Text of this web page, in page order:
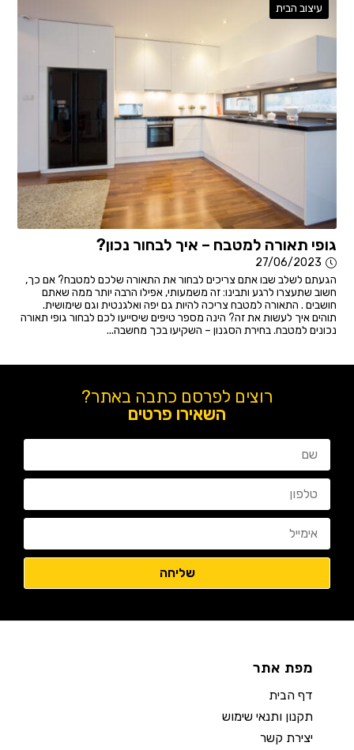
עיצוב הבית
גופי תאורה למטבח – איך לבחור נכון?
27/06/2023
הגעתם לשלב שבו אתם צריכים לבחור את התאורה שלכם למטבח? אם כך,
חשוב שתעצרו לרגע ותבינו: זה משמעותי, אפילו הרבה יותר ממה שאתם
חושבים . התאורה למטבח צריכה להיות גם יפה ואלגנטית וגם שימושית.
תוהים איך לעשות את זה? הינה מספר טיפים שיסייעו לכם לבחור גופי תאורה
נכונים למטבח. בחירת הסגנון – השקיעו בכך מחשבה...
רוצים לפרסם כתבה באתר?
השאירו פרטים
מפת אתר
דף הבית
תקנון ותנאי שימוש
יצירת קשר